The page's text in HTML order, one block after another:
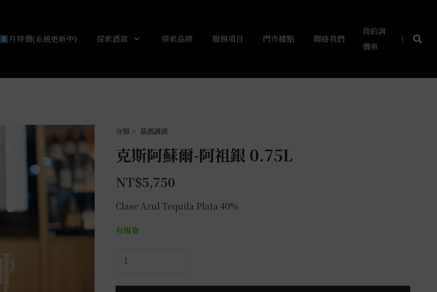
月特價(系統更新中) 探索酒款 探索品牌 服務項目 門市據點 聯絡我們
我的詢
價車
基酒調酒
克斯阿蘇爾-阿祖銀 0.75L
NT$5,750
Clase Azul Tequila Plata 40%
有現貨